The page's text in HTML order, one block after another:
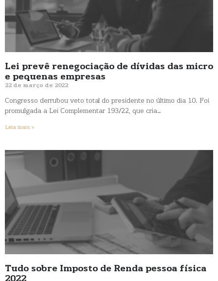
Lei prevê renegociação de dívidas das micro
e pequenas empresas
22 de março de 2022
Congresso derrubou veto total do presidente no último dia 10. Foi
promulgada a Lei Complementar 193/22, que cria…
Leia mais »
Tudo sobre Imposto de Renda pessoa física